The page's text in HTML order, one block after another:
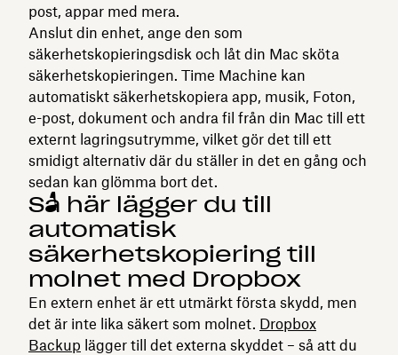
post, appar med mera.
Anslut din enhet, ange den som
säkerhetskopieringsdisk och låt din Mac sköta
säkerhetskopieringen. Time Machine kan
automatiskt säkerhetskopiera app, musik, Foton,
e-post, dokument och andra fil från din Mac till ett
externt lagringsutrymme, vilket gör det till ett
smidigt alternativ där du ställer in det en gång och
sedan kan glömma bort det.
Så här lägger du till
automatisk
säkerhetskopiering till
molnet med Dropbox
En extern enhet är ett utmärkt första skydd, men
det är inte lika säkert som molnet. Dropbox
Backup lägger till det externa skyddet – så att du